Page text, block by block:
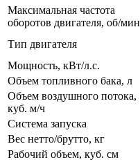
Максимальная частота
оборотов двигателя, об/мин
Тип двигателя
Мощность, кВт/л.с.
Объем топливного бака, л
Объем воздушного потока,
куб. м/ч
Система запуска
Вес нетто/брутто, кг
Рабочий объем, куб. см